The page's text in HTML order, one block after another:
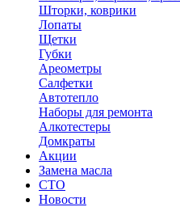
Шторки, коврики
Лопаты
Щетки
Губки
Ареометры
Салфетки
Автотепло
Наборы для ремонта
Алкотестеры
Домкраты
Акции
Замена масла
СТО
Новости